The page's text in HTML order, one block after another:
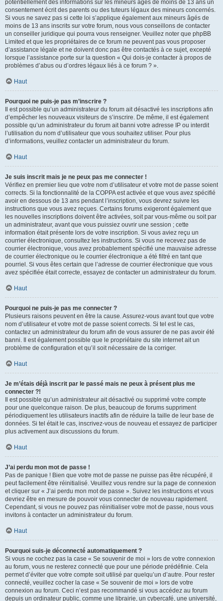
potentiellement des informations sur les mineurs âgés de moins de 13 ans un
consentement écrit des parents ou des tuteurs légaux des mineurs concernés.
Si vous ne savez pas si cette loi s’applique également aux mineurs âgés de
moins de 13 ans inscrits sur votre forum, nous vous conseillons de contacter
un conseiller juridique qui pourra vous renseigner. Veuillez noter que phpBB
Limited et que les propriétaires de ce forum ne peuvent pas vous proposer
d’assistance légale et ne doivent donc pas être contactés à ce sujet, excepté
lorsque l’assistance porte sur la question « Qui dois-je contacter à propos de
problèmes d’abus ou d’ordres légaux liés à ce forum ? ».
Haut
Pourquoi ne puis-je pas m’inscrire ?
Il est possible qu’un administrateur du forum ait désactivé les inscriptions afin
d’empêcher les nouveaux visiteurs de s’inscrire. De même, il est également
possible qu’un administrateur du forum ait banni votre adresse IP ou interdit
l’utilisation du nom d’utilisateur que vous souhaitez utiliser. Pour plus
d’informations, veuillez contacter un administrateur du forum.
Haut
Je suis inscrit mais je ne peux pas me connecter !
Vérifiez en premier lieu que votre nom d’utilisateur et votre mot de passe soient
corrects. Si la fonctionnalité de la COPPA est activée et que vous avez spécifié
avoir en dessous de 13 ans pendant l’inscription, vous devrez suivre les
instructions que vous avez reçues. Certains forums exigeront également que
les nouvelles inscriptions doivent être activées, soit par vous-même ou soit par
un administrateur, avant que vous puissiez ouvrir une session ; cette
information était présente lors de votre inscription. Si vous aviez reçu un
courrier électronique, consultez les instructions. Si vous ne recevez pas de
courrier électronique, vous avez probablement spécifié une mauvaise adresse
de courrier électronique ou le courrier électronique a été filtré en tant que
pourriel. Si vous êtes certain que l’adresse de courrier électronique que vous
avez spécifiée était correcte, essayez de contacter un administrateur du forum.
Haut
Pourquoi ne puis-je pas me connecter ?
Plusieurs raisons peuvent en être la cause. Assurez-vous avant tout que votre
nom d’utilisateur et votre mot de passe soient corrects. Si tel est le cas,
contactez un administrateur du forum afin de vous assurer de ne pas avoir été
banni. Il est également possible que le propriétaire du site internet ait un
problème de configuration et qu’il soit nécessaire de la corriger.
Haut
Je m’étais déjà inscrit par le passé mais ne peux à présent plus me
connecter ?!
Il est possible qu’un administrateur ait désactivé ou supprimé votre compte
pour une quelconque raison. De plus, beaucoup de forums suppriment
périodiquement les utilisateurs inactifs afin de réduire la taille de leur base de
données. Si tel était le cas, inscrivez-vous de nouveau et essayez de participer
plus activement aux discussions du forum.
Haut
J’ai perdu mon mot de passe !
Pas de panique ! Bien que votre mot de passe ne puisse pas être récupéré, il
peut facilement être réinitialisé. Veuillez vous rendre sur la page de connexion
et cliquer sur « J’ai perdu mon mot de passe ». Suivez les instructions et vous
devriez être en mesure de pouvoir vous connecter de nouveau rapidement.
Cependant, si vous ne pouvez pas réinitialiser votre mot de passe, nous vous
invitons à contacter un administrateur du forum.
Haut
Pourquoi suis-je déconnecté automatiquement ?
Si vous ne cochez pas la case « Se souvenir de moi » lors de votre connexion
au forum, vous ne resterez connecté que pour une période prédéfinie. Cela
permet d’éviter que votre compte soit utilisé par quelqu’un d’autre. Pour rester
connecté, veuillez cocher la case « Se souvenir de moi » lors de votre
connexion au forum. Ceci n’est pas recommandé si vous accédez au forum
depuis un ordinateur public, comme une librairie, un cybercafé, une université,